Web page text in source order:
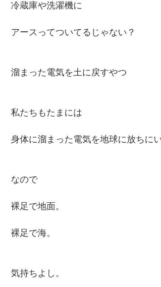
冷蔵庫や洗濯機に
アースってついてるじゃない？
溜まった電気を土に戻すやつ
私たちもたまには
身体に溜まった電気を地球に放ちに
なので
裸足で地面。
裸足で海。
気持ちよし。